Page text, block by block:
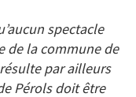
spectacle
de la commune de
par ailleurs
Pérols doit être